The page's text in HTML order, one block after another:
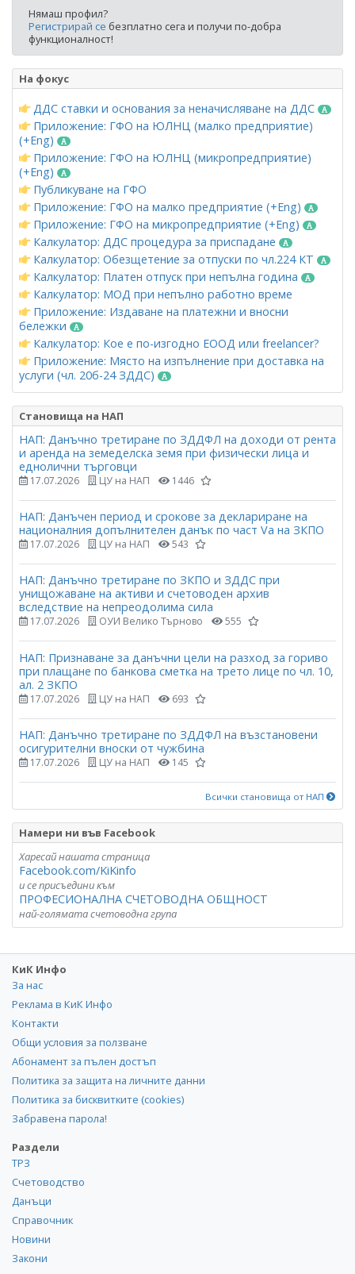
Нямаш профил?
Регистрирай се безплатно сега и получи по-добра
функционалност!
На фокус
ДДС ставки и основания за неначисляване на ДДС
Приложение: ГФО на ЮЛНЦ (малко предприятие)
(+Eng)
Приложение: ГФО на ЮЛНЦ (микропредприятие)
(+Eng)
Публикуване на ГФО
Приложение: ГФО на малко предприятие (+Eng)
Приложение: ГФО на микропредприятие (+Eng)
Калкулатор: ДДС процедура за приспадане
Калкулатор: Обезщетение за отпуски по чл.224 КТ
Калкулатор: Платен отпуск при непълна година
Калкулатор: МОД при непълно работно време
Приложение: Издаване на платежни и вносни
бележки
Калкулатор: Кое е по-изгодно ЕООД или freelancer?
Приложение: Място на изпълнение при доставка на
услуги (чл. 20б-24 ЗДДС)
Становища на НАП
НАП: Данъчно третиране по ЗДДФЛ на доходи от рента
и аренда на земеделска земя при физически лица и
еднолични търговци
17.07.2026 ЦУ на НАП 1446
НАП: Данъчен период и срокове за деклариране на
националния допълнителен данък по част Vа на ЗКПО
17.07.2026 ЦУ на НАП 543
НАП: Данъчно третиране по ЗКПО и ЗДДС при
унищожаване на активи и счетоводен архив
вследствие на непреодолима сила
17.07.2026 ОУИ Велико Търново 555
НАП: Признаване за данъчни цели на разход за гориво
при плащане по банкова сметка на трето лице по чл. 10,
ал. 2 ЗКПО
17.07.2026 ЦУ на НАП 693
НАП: Данъчно третиране по ЗДДФЛ на възстановени
осигурителни вноски от чужбина
17.07.2026 ЦУ на НАП 145
Всички становища от НАП
Намери ни във Facebook
Харесай нашата страница
Facebook.com/KiKinfo
и се присъедини към
ПРОФЕСИОНАЛНА СЧЕТОВОДНА ОБЩНОСТ
най-голямата счетоводна група
КиК Инфо
За нас
Реклама в КиК Инфо
Контакти
Общи условия за ползване
Абонамент за пълен достъп
Политика за защита на личните данни
Политика за бисквитките (cookies)
Забравена парола!
Раздели
ТРЗ
Счетоводство
Данъци
Справочник
Новини
Закони